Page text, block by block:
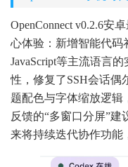
OpenConnect v0.2.6安
心体验：新增智能代码
JavaScript等主流语言
性，修复了SSH会话偶
题配色与字体缩放逻辑
反馈的“多窗口分屏”
来将持续迭代协作功能